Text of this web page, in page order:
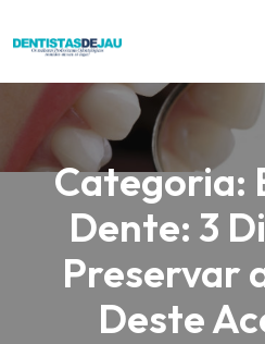
Categoria:
Dente: 3
Preservar
Deste